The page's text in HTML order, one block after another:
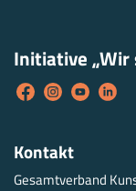
Kontakt
Gesamtverband
Initiative